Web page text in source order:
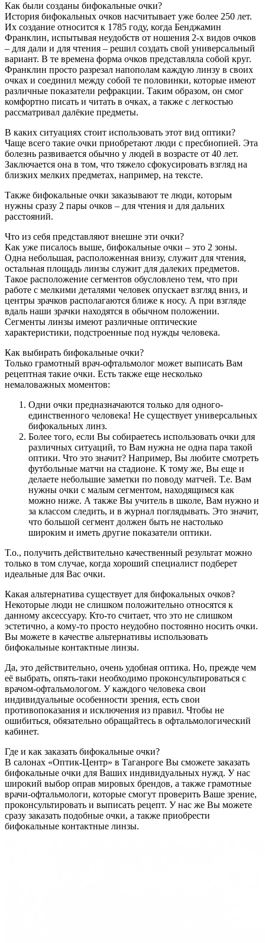
Как были созданы бифокальные очки?
История бифокальных очков насчитывает уже более 250 лет.
Их создание относится к 1785 году, когда Бенджамин
Франклин, испытывая неудобств от ношения 2-х видов очков
– для дали и для чтения – решил создать свой универсальный
вариант. В те времена форма очков представляла собой круг.
Франклин просто разрезал напополам каждую линзу в своих
очках и соединил между собой те половинки, которые имеют
различные показатели рефракции. Таким образом, он смог
комфортно писать и читать в очках, а также с легкостью
рассматривал далёкие предметы.
В каких ситуациях стоит использовать этот вид оптики?
Чаще всего такие очки приобретают люди с пресбиопией. Эта
болезнь развивается обычно у людей в возрасте от 40 лет.
Заключается она в том, что тяжело сфокусировать взгляд на
близких мелких предметах, например, на тексте.
Также бифокальные очки заказывают те люди, которым
нужны сразу 2 пары очков – для чтения и для дальних
расстояний.
Что из себя представляют внешне эти очки?
Как уже писалось выше, бифокальные очки – это 2 зоны.
Одна небольшая, расположенная внизу, служит для чтения,
остальная площадь линзы служит для далеких предметов.
Такое расположение сегментов обусловлено тем, что при
работе с мелкими деталями человек опускает взгляд вниз, и
центры зрачков располагаются ближе к носу. А при взгляде
вдаль наши зрачки находятся в обычном положении.
Сегменты линзы имеют различные оптические
характеристики, подстроенные под нужды человека.
Как выбирать бифокальные очки?
Только грамотный врач-офтальмолог может выписать Вам
рецептная такие очки. Есть также еще несколько
немаловажных моментов:
Одни очки предназначаются только для одного-
единственного человека! Не существует универсальных
бифокальных линз.
Более того, если Вы собираетесь использовать очки для
различных ситуаций, то Вам нужна не одна пара такой
оптики. Что это значит? Например, Вы любите смотреть
футбольные матчи на стадионе. К тому же, Вы еще и
делаете небольшие заметки по поводу матчей. Т.е. Вам
нужны очки с малым сегментом, находящимся как
можно ниже. А также Вы учитель в школе, Вам нужно и
за классом следить, и в журнал поглядывать. Это значит,
что большой сегмент должен быть не настолько
широким и иметь другие показатели оптики.
Т.о., получить действительно качественный результат можно
только в том случае, когда хороший специалист подберет
идеальные для Вас очки.
Какая альтернатива существует для бифокальных очков?
Некоторые люди не слишком положительно относятся к
данному аксессуару. Кто-то считает, что это не слишком
эстетично, а кому-то просто неудобно постоянно носить очки.
Вы можете в качестве альтернативы использовать
бифокальные контактные линзы.
Да, это действительно, очень удобная оптика. Но, прежде чем
её выбрать, опять-таки необходимо проконсультироваться с
врачом-офтальмологом. У каждого человека свои
индивидуальные особенности зрения, есть свои
противопоказания и исключения из правил. Чтобы не
ошибиться, обязательно обращайтесь в офтальмологический
кабинет.
Где и как заказать бифокальные очки?
В салонах «Оптик-Центр» в Таганроге Вы сможете заказать
бифокальные очки для Ваших индивидуальных нужд. У нас
широкий выбор оправ мировых брендов, а также грамотные
врачи-офтальмологи, которые смогут проверить Ваше зрение,
проконсультировать и выписать рецепт. У нас же Вы можете
сразу заказать подобные очки, а также приобрести
бифокальные контактные линзы.